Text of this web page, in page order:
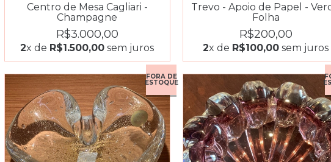
Centro de Mesa Cagliari -
Champagne
R$3.000,00
2x de R$1.500,00 sem juros
Trevo - Apoio de Papel -
Folha
R$200,00
2x de R$100,00 sem juros
FORA DE
ESTOQUE